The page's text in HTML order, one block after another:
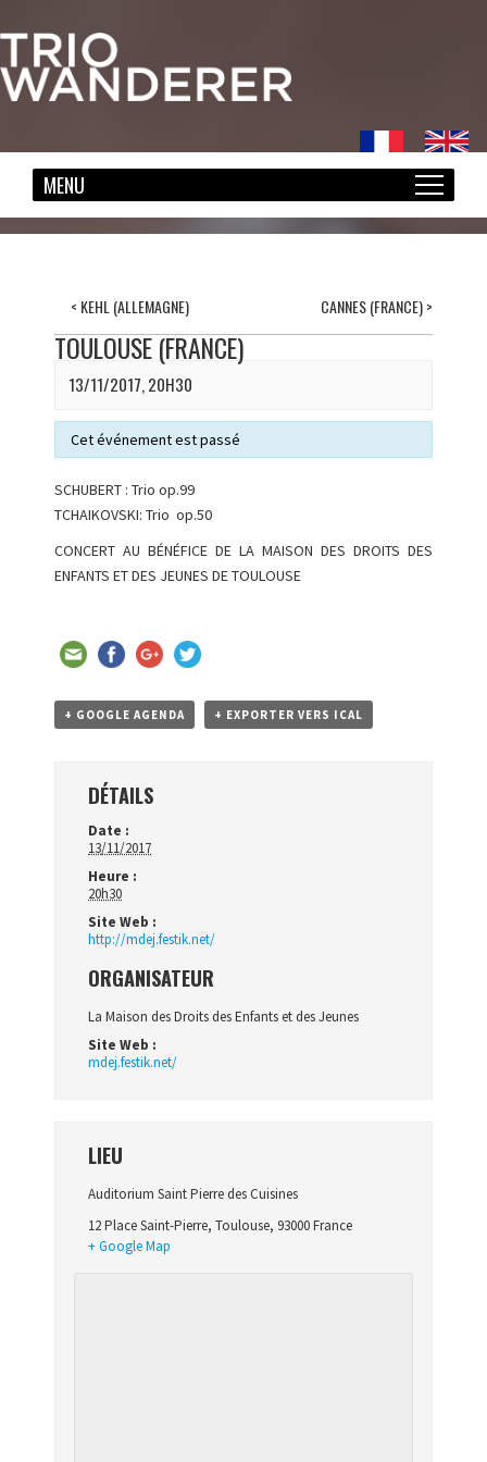
< KEHL (ALLEMAGNE) CANNES (FRANCE)>
TOULOUSE (FRANCE)
13/11/2017, 20H30
Cet événement est passé
SCHUBERT : Trio op.99
TCHAIKOVSKI: Trio op.50
CONCERT AU BÉNÉFICE DE LA MAISON DES DROITS DES
ENFANTS ET DES JEUNES DE TOULOUSE
+ GOOGLE AGENDA + EXPORTER VERS ICAL
DÉTAILS
Date :
13/11/2017
Heure :
20h30
Site Web :
http://mdej.festik.net/
ORGANISATEUR
La Maison des Droits des Enfants et des Jeunes
Site Web :
mdej.festik.net/
LIEU
Auditorium Saint Pierre des Cuisines
12 Place Saint-Pierre, Toulouse, 93000France
+ Google Map